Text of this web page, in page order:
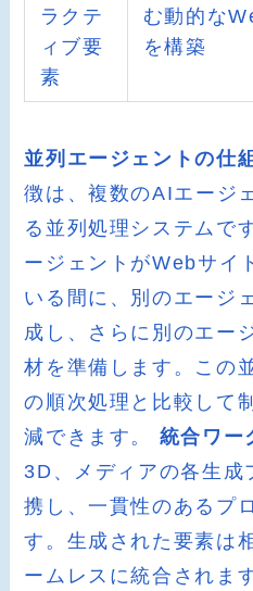
ラクテ
ィブ要
素
む動的な
を構築
並列エージェントの仕
徴は、複数のAIエージ
る並列処理システムで
ージェントがWebサイ
いる間に、別のエージ
成し、さらに別のエー
材を準備します。この
の順次処理と比較して
減できます。 統合ワー
3D、メディアの各生成
携し、一貫性のあるプ
す。生成された要素は
ームレスに統合されます